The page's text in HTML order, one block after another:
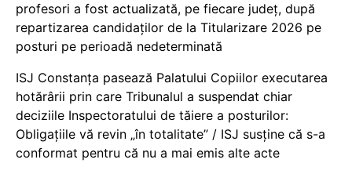
profesori a fost actualizată, pe fiecare județ, după
repartizarea candidaților de la Titularizare 2026 pe
posturi pe perioadă nedeterminată
ISJ Constanța pasează Palatului Copiilor executarea
hotărârii prin care Tribunalul a suspendat chiar
deciziile Inspectoratului de tăiere a posturilor:
Obligațiile vă revin „în totalitate” / ISJ susține că s-a
conformat pentru că nu a mai emis alte acte